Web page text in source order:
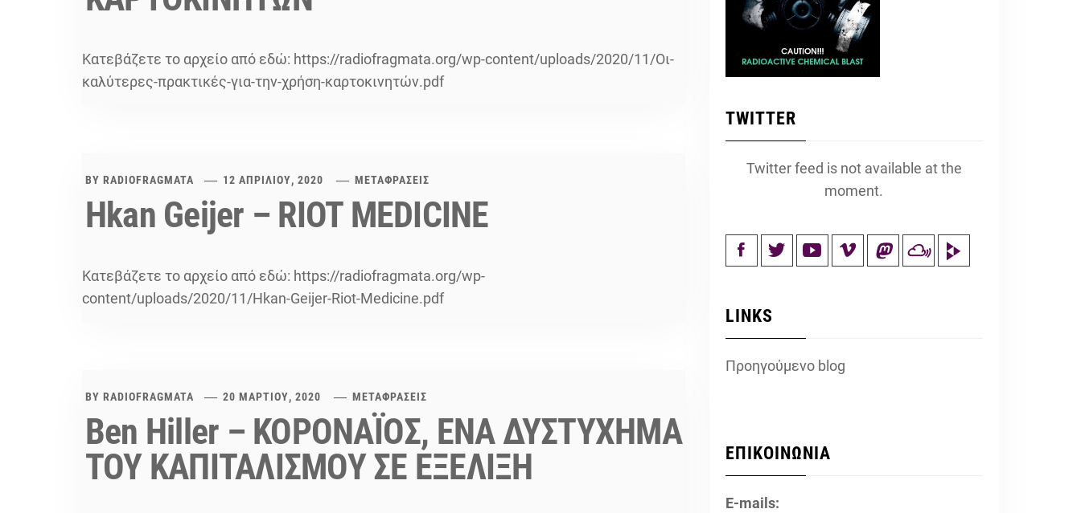
Κατεβάζετε το αρχείο από εδώ: https://radiofragmata.org/wp-content/uploads/2020/11/Οι-
καλύτερες-πρακτικές-για-την-χρήση-καρτοκινητών.pdf
BY RADIOFRAGMATA 12 ΑΠΡΙΛΊΟΥ, 2020 ΜΕΤΑΦΡΑΣΕΙΣ
Hkan Geijer – RIOT MEDICINE
Κατεβάζετε το αρχείο από εδώ: https://radiofragmata.org/wp-
content/uploads/2020/11/Hkan-Geijer-Riot-Medicine.pdf
BY RADIOFRAGMATA 20 ΜΑΡΤΊΟΥ, 2020 ΜΕΤΑΦΡΑΣΕΙΣ
Ben Hiller – ΚΟΡΟΝΑΪΟΣ, ΕΝΑ ΔΥΣΤΥΧΗΜΑ
ΤΟΥ ΚΑΠΙΤΑΛΙΣΜΟΥ ΣΕ ΕΞΕΛΙΞΗ
TWITTER
Twitter feed is not available at the
moment.
LINKS
Προηγούμενο blog
ΕΠΙΚΟΙΝΩΝΙΑ
E-mails: